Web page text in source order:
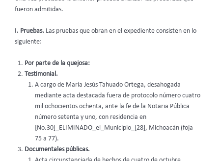
fueron admitidas.
I. Pruebas. Las pruebas que obran en el expediente consisten en lo
siguiente:
Por parte de la quejosa:
Testimonial.
A cargo de María Jesús Tahuado Ortega, desahogada
mediante acta destacada fuera de protocolo número cuatro
mil ochocientos ochenta, ante la fe de la Notaria Pública
número setenta y uno, con residencia en
[No.30]_ELIMINADO_el_Municipio_[28], Michoacán (foja
75 a 77).
Documentales públicas.